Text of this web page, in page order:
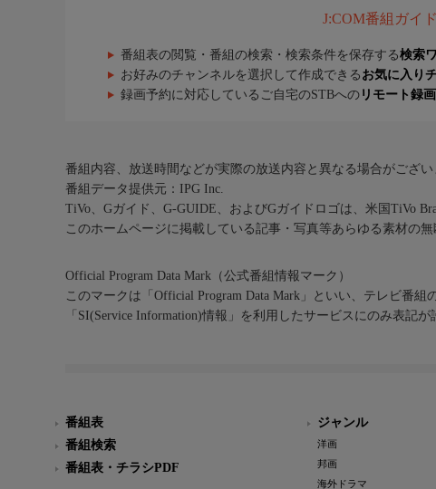
J:COM番組ガイ
番組表の閲覧・番組の検索・検索条件を保存する検索
お好みのチャンネルを選択して作成できる お気に入り
録画予約に対応しているご自宅のSTBへの リモート録
番組内容、放送時間などが実際の放送内容と異なる場合がござい
番組データ提供元：IPG Inc.
TiVo、Gガイド、G-GUIDE、およびGガイドロゴは、米国TiVo
このホームページに掲載している記事・写真等あらゆる素材の無
Official Program Data Mark（公式番組情報マーク）
このマークは「Official Program Data Mark」といい、テレビ番組
「SI(Service Information)情報」を利用したサービスにのみ表記が
番組表
番組検索
番組表・チラシPDF
ジャンル
洋画
邦画
海外ドラマ